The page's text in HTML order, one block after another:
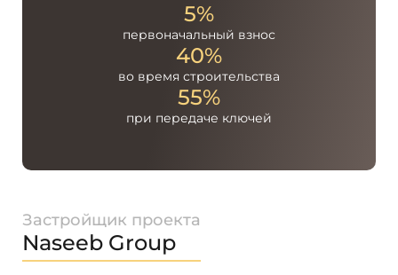
5%
первоначальный взнос
40%
во время строительства
55%
при передаче ключей
Застройщик проекта
Naseeb Group